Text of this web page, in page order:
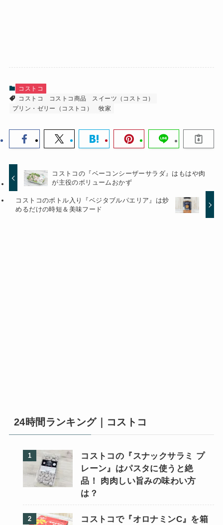
コストコ
コストコ
コストコ商品
スイーツ（コストコ）
プリン・ゼリー（コストコ）
牧家
コストコの『ベーコンシーザーサラダ』はもはや肉
が主役のボリュームおかず
コストコのボトル入り『ベジタブルパエリア』は炒
めるだけの時短＆美味フード
24時間ランキング｜コストコ
コストコの『スナックサラミ プ
レーン』はパスタに使うと絶
品！ 肉肉しい旨みの味わい方
は？
コストコで『オロナミンC』を箱